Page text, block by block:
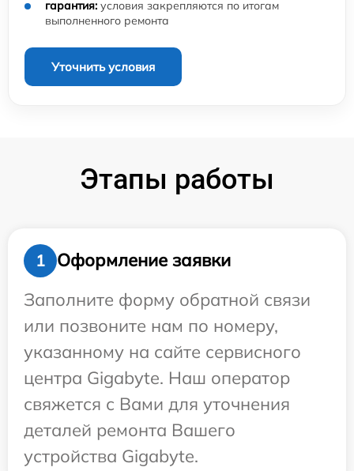
гарантия: условия закрепляются по итогам
выполненного ремонта
Уточнить условия
Этапы работы
1
Оформление заявки
Заполните форму обратной связи
или позвоните нам по номеру,
указанному на сайте сервисного
центра Gigabyte. Наш оператор
свяжется с Вами для уточнения
деталей ремонта Вашего
устройства Gigabyte.